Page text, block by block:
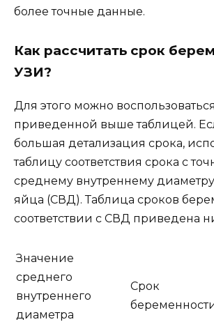
более точные данные.
Как рассчитать срок
УЗИ?
Для этого можно воспользоваться
приведенной выше таблицей.
большая детализация срока,
таблицу соответствия срока с
среднему внутреннему
яйца (СВД). Таблица сроков
соответствии с СВД приведена
Значение
среднего
внутреннего
диаметра
Срок